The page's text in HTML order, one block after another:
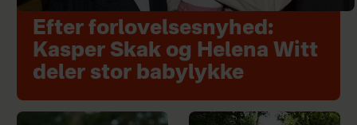
Efter forlovelsesnyhed:
Kasper Skak og Helena Witt
deler stor babylykke